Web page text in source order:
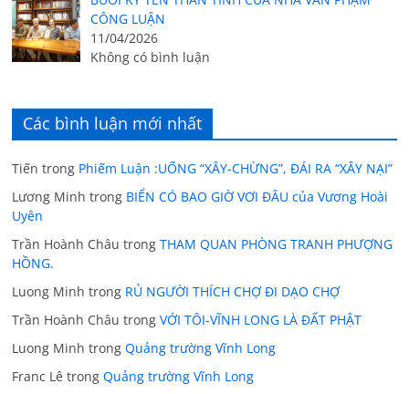
CÔNG LUẬN
11/04/2026
Không có bình luận
Các bình luận mới nhất
Tiến trong Phiếm Luận :UỐNG “XÂY-CHỪNG”, ĐÁI RA “XÂY NẠI”
Lương Minh trong BIỂN CÓ BAO GIỜ VƠI ĐÂU của Vương Hoài
Uyên
Trần Hoành Châu trongTHAM QUAN PHÒNG TRANH PHƯỢNG
HỒNG.
Luong Minh trong RỦ NGƯỜI THÍCH CHỢ ĐI DẠO CHỢ
Trần Hoành Châu trongVỚI TÔI-VĨNH LONG LÀ ĐẤT PHẬT
Luong Minh trongQuảng trường Vĩnh Long
Franc Lê trongQuảng trường Vĩnh Long